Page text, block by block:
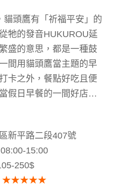
頭鷹有「祈福平安」的
牠的發音HUKUROU延
盛的意思，都是一種鼓
間用貓頭鷹當主題的早
卡之外，餐點好吃且便
假日早餐的一間好店…
新平路二段407號
15:00
250$
★★★★★